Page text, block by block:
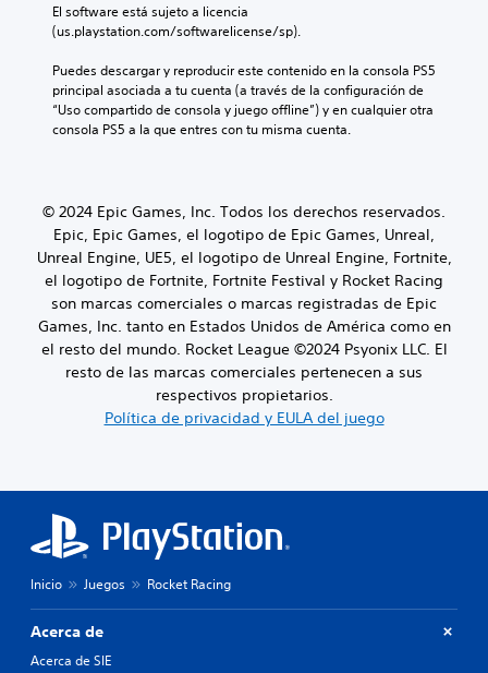
El software está sujeto a licencia
(us.playstation.com/softwarelicense/sp).
Puedes descargar y reproducir este contenido en la consola PS5
principal asociada a tu cuenta (a través de la configuración de
“Uso compartido de consola y juego offline”) y en cualquier otra
consola PS5 a la que entres con tu misma cuenta.
© 2024 Epic Games, Inc. Todos los derechos reservados.
Epic, Epic Games, el logotipo de Epic Games, Unreal,
Unreal Engine, UE5, el logotipo de Unreal Engine, Fortnite,
el logotipo de Fortnite, Fortnite Festival y Rocket Racing
son marcas comerciales o marcas registradas de Epic
Games, Inc. tanto en Estados Unidos de América como en
el resto del mundo. Rocket League ©2024 Psyonix LLC. El
resto de las marcas comerciales pertenecen a sus
respectivos propietarios.
Política de privacidad y EULA del juego
Inicio Juegos Rocket Racing
Acerca de
Acerca de SIE